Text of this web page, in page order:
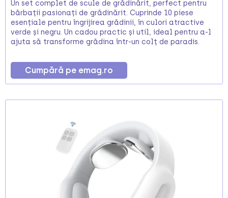
Un set complet de scule de grădinărit, perfect pentru
bărbații pasionați de grădinărit. Cuprinde 10 piese
esențiale pentru îngrijirea grădinii, în culori atractive
verde și negru. Un cadou practic și util, ideal pentru a-l
ajuta să transforme grădina într-un colț de paradis.
Cumpără pe emag.ro